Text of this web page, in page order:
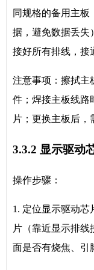
同规格的备用主板
据，避免数据丢失
接好所有排线，接
注意事项：擦拭主
件；焊接主板线路
片；更换主板后，
3.3.2 显示驱动
操作步骤：
1. 定位显示驱动
片（靠近显示排
面是否有烧焦、引